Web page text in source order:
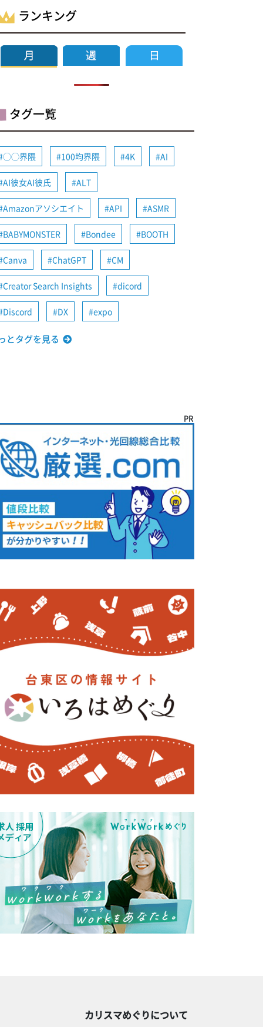
ランキング
タグ一覧
◯◯界隈 100均界隈 4K AI
AI彼女AI彼氏 ALT
Amazonアソシエイト API ASMR
BABYMONSTER Bondee BOOTH
Canva ChatGPT CM
Creator Search Insights dicord
Discord DX expo
とタグを見る
PR
カリスマめぐりについて